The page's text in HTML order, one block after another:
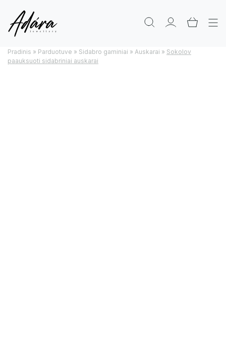
Pradinis » Parduotuve » Sidabro gaminiai » Auskarai » Sokolov
paauksuoti sidabriniai auskarai